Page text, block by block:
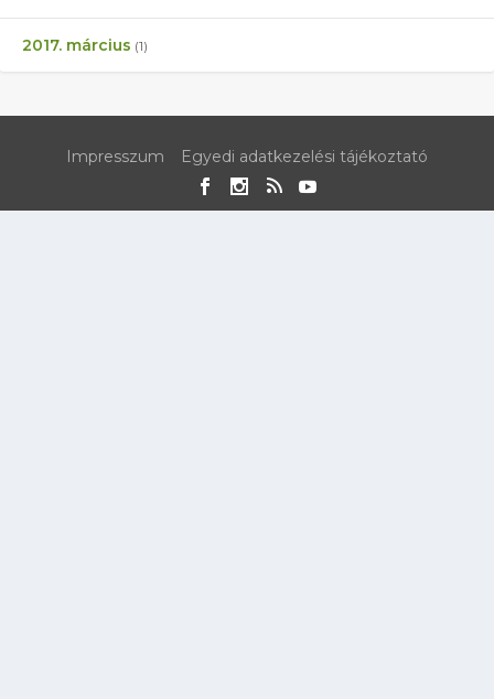
2017. március (1)
Impresszum Egyedi adatkezelési tájékoztató